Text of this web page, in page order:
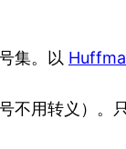
集。以
用转义）。